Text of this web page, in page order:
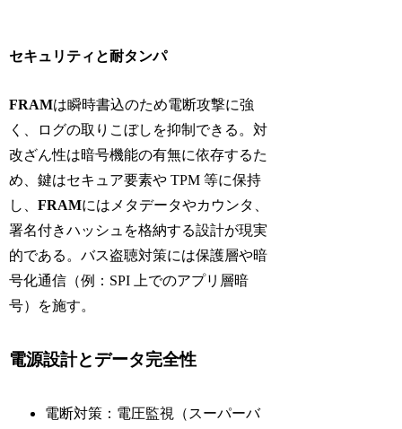
セキュリティと耐タンパ
FRAMは瞬時書込のため電断攻撃に強
く、ログの取りこぼしを抑制できる。対
改ざん性は暗号機能の有無に依存するた
め、鍵はセキュア要素や TPM 等に保持
し、FRAMにはメタデータやカウンタ、
署名付きハッシュを格納する設計が現実
的である。バス盗聴対策には保護層や暗
号化通信（例：SPI 上でのアプリ層暗
号）を施す。
電源設計とデータ完全性
電断対策：電圧監視（スーパーバ